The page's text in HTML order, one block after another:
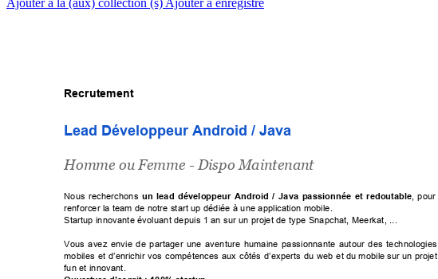
Recrutement
LeadDéveloppeurAndroid/Java
Homme ou Femme - Dispo Maintenant
Nous recherchons 
un lead développeur Android / Java passionnée et redoutable 
, pour
     
 
renforcerlateamdenotrestartupdédiéeàuneapplicationmobile.
Startupinnovanteévoluantdepuis1ansurunprojetdetypeSnapchat,Meerkat,...
Vous avez envie de partager une aventure humaine passionnante autour des technologies
      
mobiles et d’enrichir vos compétences aux côtés d’experts du web et du mobile sur un projet
              
funetinnovant.